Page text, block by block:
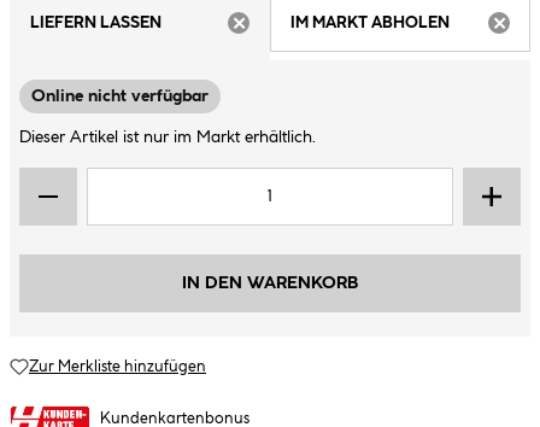
LIEFERN LASSEN
IM MARKT ABHOLEN
Online nicht verfügbar
Dieser Artikel ist nur im Markt erhältlich.
IN DEN WARENKORB
Zur Merkliste hinzufügen
Kundenkartenbonus